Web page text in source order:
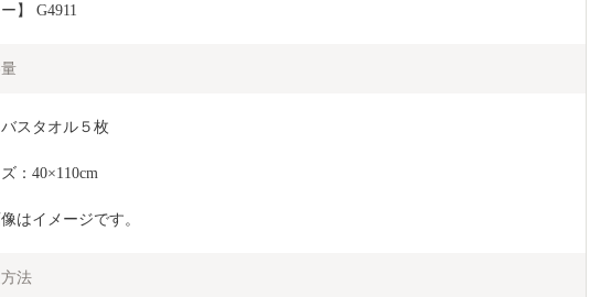
】 G4911
バスタオル５枚
：40×110cm
はイメージです。
法